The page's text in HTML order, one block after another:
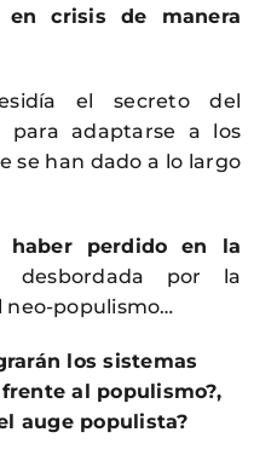
en crisis de manera
el secreto del
para adaptarse a los
se han dado a lo largo
haber perdido en la
desbordada por la
neo-populismo…
los sistemas
al populismo?,
auge populista?